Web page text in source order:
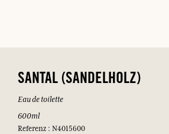
SANTAL (SANDELHOLZ)
Eau de toilette
600ml
Referenz : N4015600